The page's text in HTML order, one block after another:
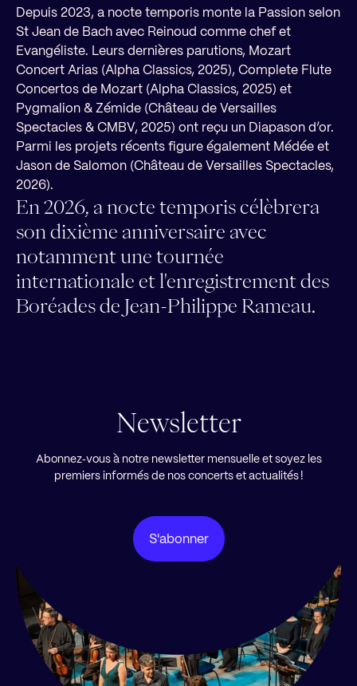
Depuis 2023, a nocte temporis monte la Passion selon
St Jean de Bach avec Reinoud comme chef et
Evangéliste. Leurs dernières parutions, Mozart
Concert Arias (Alpha Classics, 2025), Complete Flute
Concertos de Mozart (Alpha Classics, 2025) et
Pygmalion & Zémide (Château de Versailles
Spectacles & CMBV, 2025) ont reçu un Diapason d’or.
Parmi les projets récents figure également Médée et
Jason de Salomon (Château de Versailles Spectacles,
2026).
En 2026, a nocte temporis célèbrera
son dixième anniversaire avec
notamment une tournée
internationale et l'enregistrement des
Boréades de Jean-Philippe Rameau.
Newsletter
Abonnez‑vous à notre newsletter mensuelle et soyez les
premiers informés de nos concerts et actualités !
S'abonner